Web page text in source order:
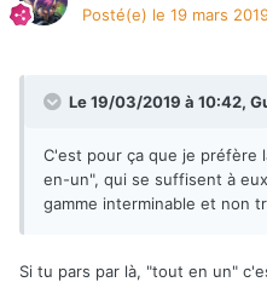
Posté(e) le 19 mars
Le 19/03/2019 à 10:42,
C'est pour ça que je préfère
en-un", qui se suffisent à
gamme interminable et non
Si tu pars par là, "tout en un"